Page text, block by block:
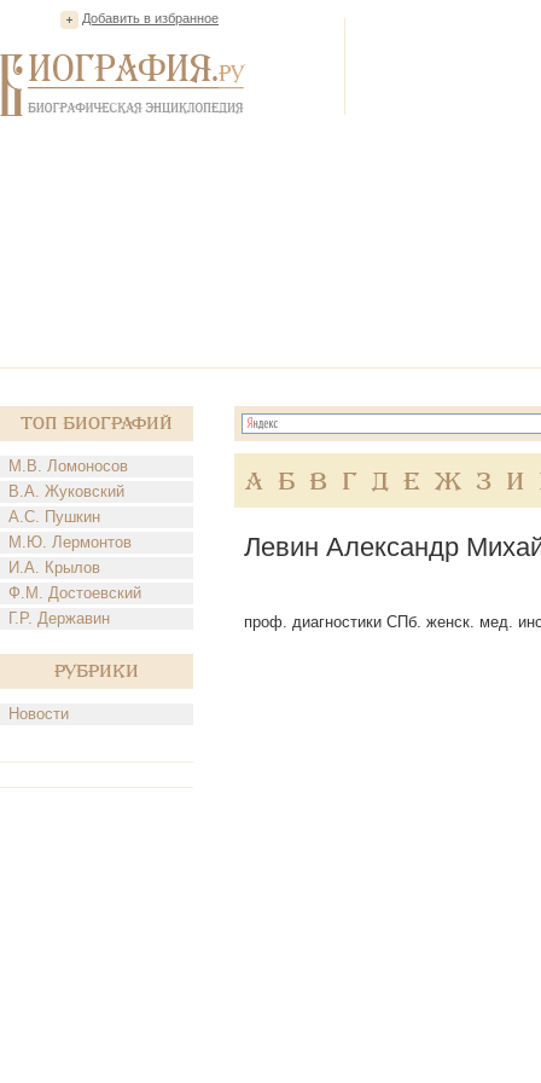
Добавить в избранное
Топ Биографий
М.В. Ломоносов
В.А. Жуковский
А.С. Пушкин
М.Ю. Лермонтов
И.А. Крылов
Ф.М. Достоевский
Г.Р. Державин
Рубрики
Новости
А Б В Г Д Е Ж З И
Левин Александр
проф. диагностики СПб. женск. мед.